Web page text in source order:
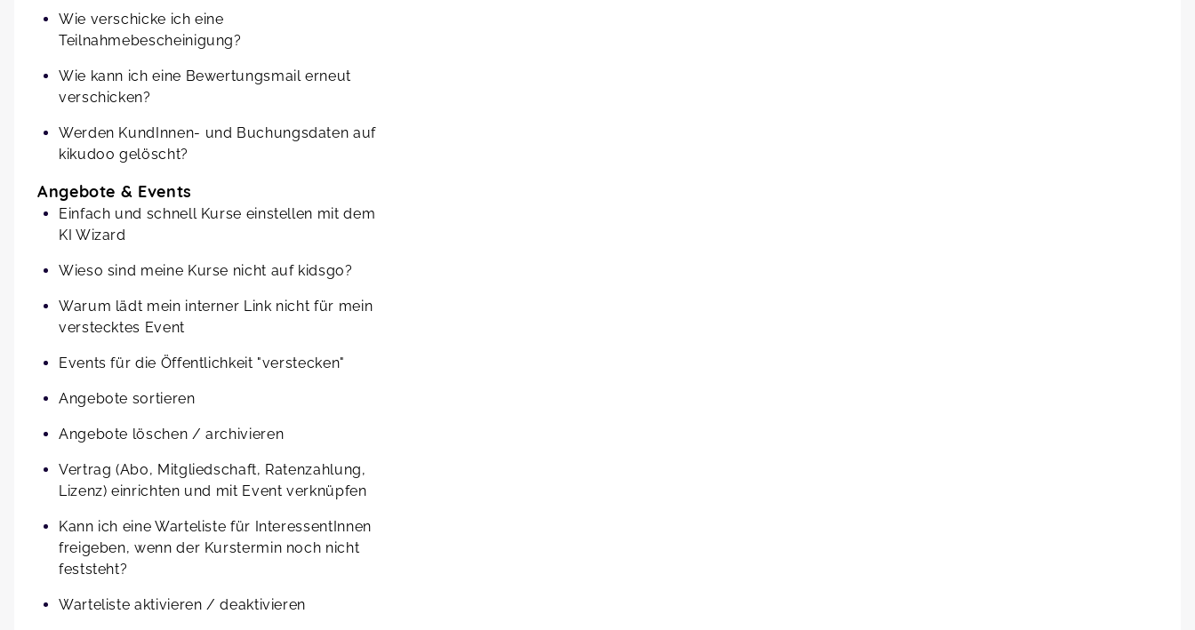
Wie verschicke ich eine
Teilnahmebescheinigung?
Wie kann ich eine Bewertungsmail erneut
verschicken?
Werden KundInnen- und Buchungsdaten auf
kikudoo gelöscht?
Angebote & Events
Einfach und schnell Kurse einstellen mit dem
KI Wizard
Wieso sind meine Kurse nicht auf kidsgo?
Warum lädt mein interner Link nicht für mein
verstecktes Event
Events für die Öffentlichkeit "verstecken"
Angebote sortieren
Angebote löschen / archivieren
Vertrag (Abo, Mitgliedschaft, Ratenzahlung,
Lizenz) einrichten und mit Event verknüpfen
Kann ich eine Warteliste für InteressentInnen
freigeben, wenn der Kurstermin noch nicht
feststeht?
Warteliste aktivieren / deaktivieren